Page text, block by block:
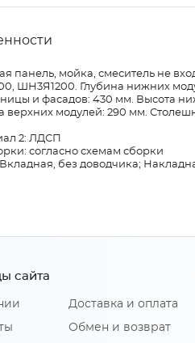
панель, мойка, смеситель не
ШН3Я1200. Глубина нижних
и фасадов: 430 мм. Высота
верхних модулей: 290 мм.
2: ЛДСП
согласно схемам сборки
Вкладная, без доводчика;
сайта
Доставка и оплата
Обмен и возврат